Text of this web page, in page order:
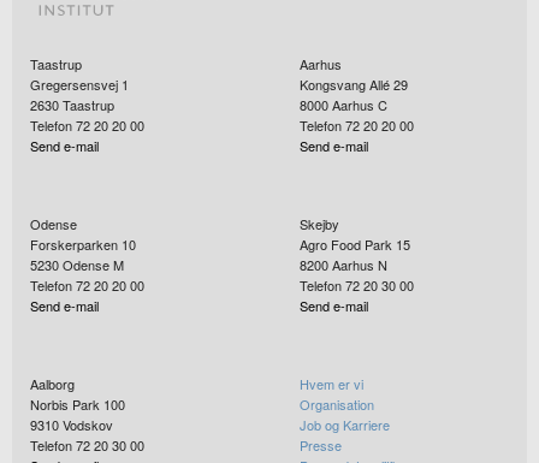
Taastrup
Gregersensvej 1
2630Taastrup
Telefon 72 20 20 00
Send e-mail
Aarhus
Kongsvang Allé 29
8000Aarhus C
Telefon 72 20 20 00
Send e-mail
Odense
Forskerparken 10
5230Odense M
Telefon 72 20 20 00
Send e-mail
Skejby
Agro Food Park 15
8200Aarhus N
Telefon 72 20 30 00
Send e-mail
Aalborg
Norbis Park 100
9310Vodskov
Telefon 72 20 30 00
Hvem er vi
Organisation
Job og Karriere
Presse